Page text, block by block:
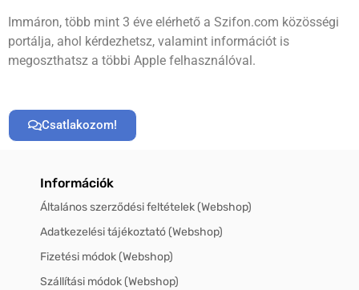
Immáron, több mint 3 éve elérhető a Szifon.com közösségi
portálja, ahol kérdezhetsz, valamint információt is
megoszthatsz a többi Apple felhasználóval.
Csatlakozom!
Információk
Általános szerződési feltételek (Webshop)
Adatkezelési tájékoztató (Webshop)
Fizetési módok (Webshop)
Szállítási módok (Webshop)